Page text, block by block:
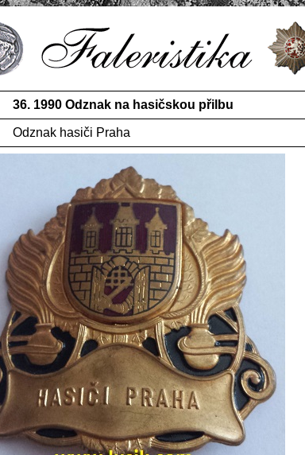
36. 1990 Odznak na hasičskou přilbu
Odznak hasiči Praha